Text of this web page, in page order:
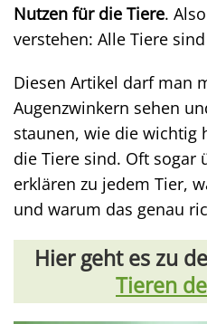
Nutzen für die Tiere.
verstehen: Alle Tiere
Diesen Artikel darf man
Augenzwinkern sehen
staunen, wie die wichtig
die Tiere sind. Oft sogar
erklären zu jedem Tier,
und warum das genau
Hier geht es zu
Tieren